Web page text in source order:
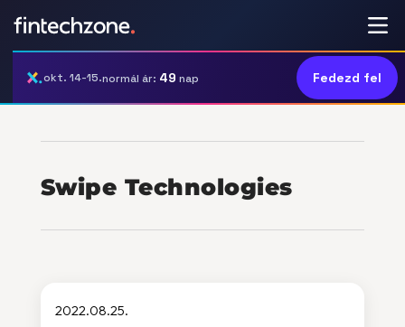
okt. 14-15.normál ár: 49 nap Fedezd fel
Swipe Technologies
2022.08.25.